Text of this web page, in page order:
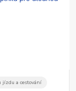
jízdu a cestování